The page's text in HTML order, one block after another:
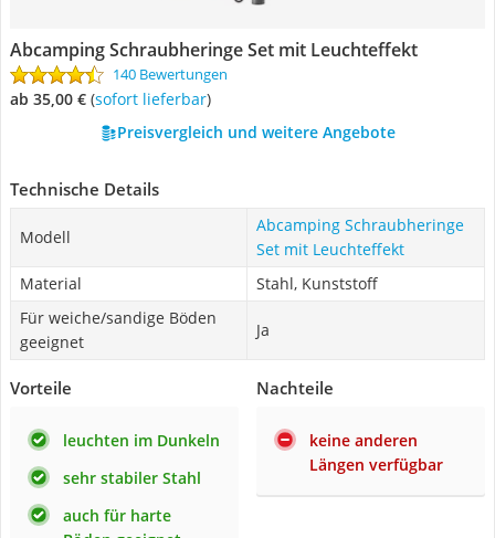
Abcamping Schraubheringe Set mit Leuchteffekt
140 Bewertungen
ab 35,00 € ( Sofort lieferbar)
Preisvergleich und weitere Angebote
Technische Details
Modell
Abcamping Schraubheringe
Set mit Leuchteffekt
Material
Stahl, Kunststoff
Für weiche/sandige Böden
geeignet
Ja
Vorteile
leuchten im Dunkeln
sehr stabiler Stahl
auch für harte
Nachteile
keine anderen
Längen verfügbar